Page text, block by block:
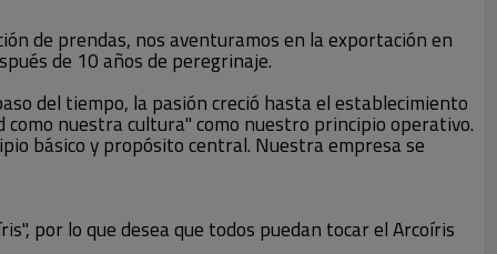
de prendas, nos aventuramos en la exportación en
de 10 años de peregrinaje.
del tiempo, la pasión creció hasta el establecimiento
como nuestra cultura" como nuestro principio operativo.
básico y propósito central. Nuestra empresa se
por lo que desea que todos puedan tocar el Arcoíris